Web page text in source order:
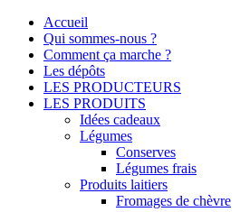
Accueil
Qui sommes-nous ?
Comment ça marche ?
Les dépôts
LES PRODUCTEURS
LES PRODUITS
Idées cadeaux
Légumes
Conserves
Légumes frais
Produits laitiers
Fromages de chèvre